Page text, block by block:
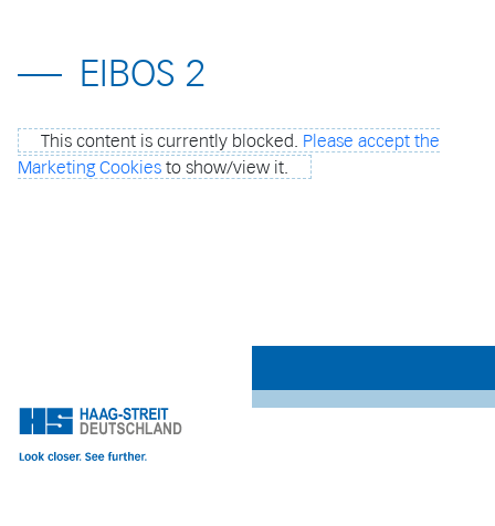
EIBOS 2
This content is currently blocked. Please accept the
Marketing Cookies to show/view it.